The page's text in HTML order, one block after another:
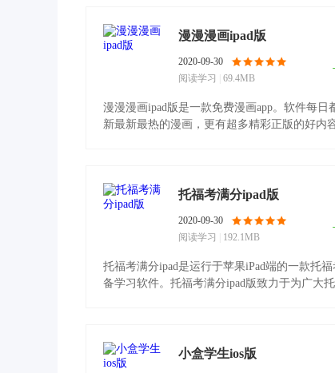
漫漫漫画ipad版
2020-09-30
阅读学习
69.4MB
漫漫漫画ipad版是一款免费漫画app。软件每日
新最新最热的漫画，更有超多精彩正版的好内
托福考满分ipad版
2020-09-30
阅读学习
192.1MB
托福考满分ipad是运行于苹果iPad端的一款托
备学习软件。托福考满分ipad版致力于为广大
小盒学生ios版